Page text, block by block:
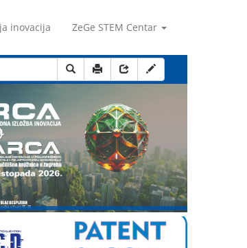
inovacija ZeGe STEM Centar